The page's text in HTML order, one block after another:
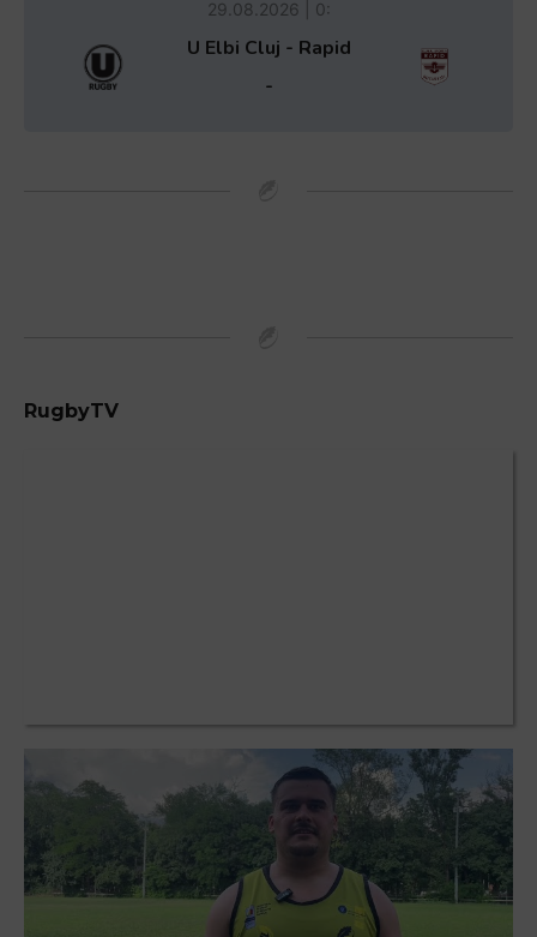
29.08.2026 | 0:
U Elbi Cluj - Rapid
-
RugbyTV